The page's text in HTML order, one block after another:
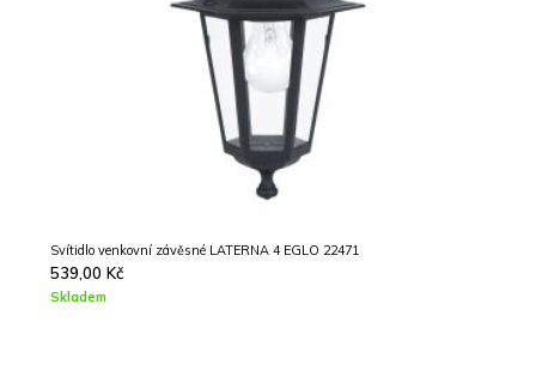
Svítidlo venkovní závěsné LATERNA 4 EGLO 22471
539,00 Kč
Skladem